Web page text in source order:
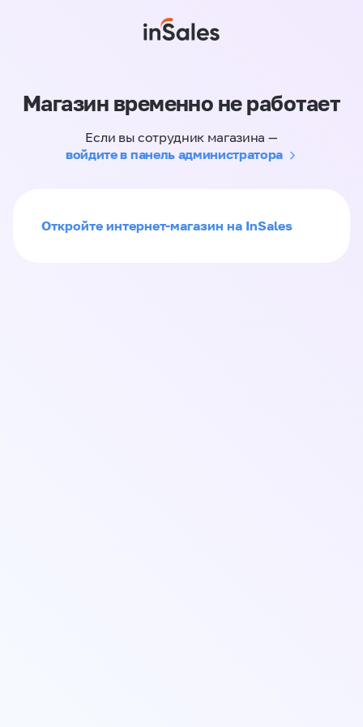
Магазин временно не работает
Если вы сотрудник магазина —
войдите в панель администратора
Откройте интернет-магазин на InSales